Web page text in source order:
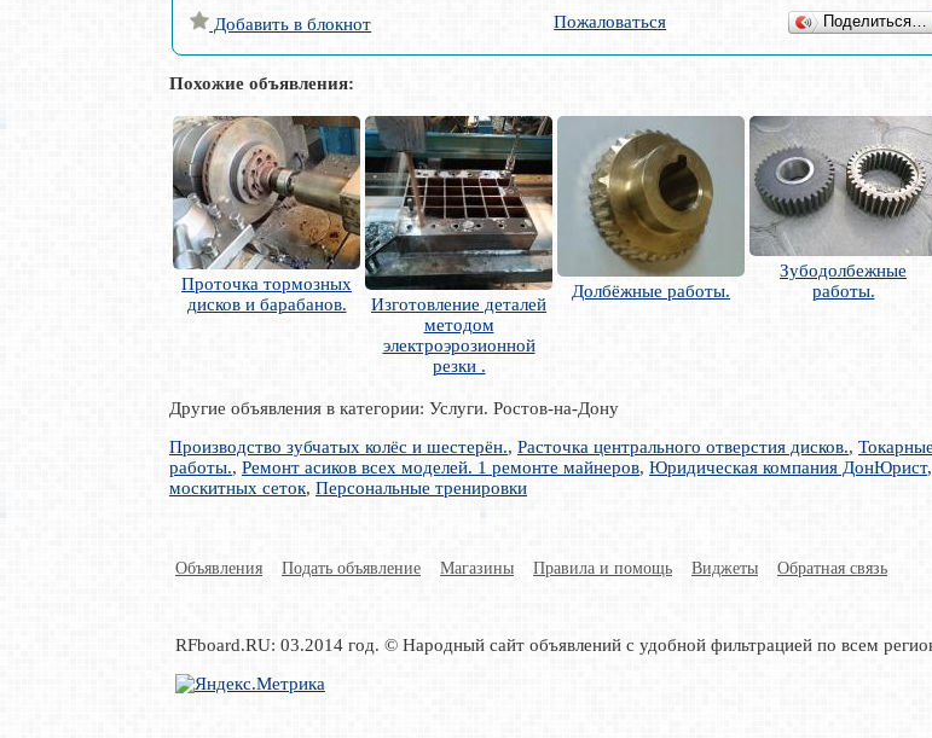
Добавить в блокнот Пожаловаться Поделиться…
Похожие объявления:
Проточка тормозных
дисков и барабанов.
Изготовление деталей
методом
электроэрозионной
резки .
Долбёжные работы.
Зубодолбежные
работы.
Другие объявления в категории: Услуги. Ростов-на-Дону
Производство зубчатых колёс и шестерён., Расточка центрального отверстия дисков.,
работы., Ремонт асиков всех моделей. 1 ремонте майнеров, Юридическая компания ДонЮрист,
москитных сеток, Персональные тренировки
Объявления Подать объявление Магазины Правила и помощь Виджеты Обратная связь
RFboard.RU: 03.2014 год. © Народный сайт объявлений с удобной фильтрацией по всем